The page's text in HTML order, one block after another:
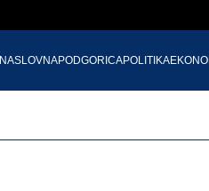
NASLOVNAPODGORICAPOLITIKA